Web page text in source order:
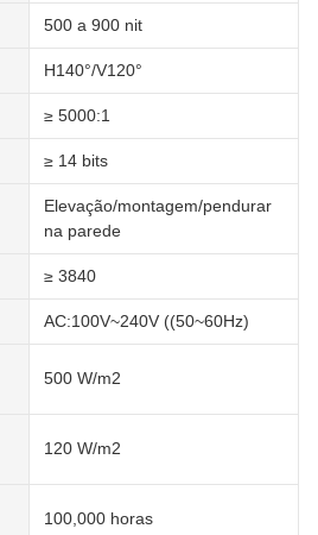
500 a 900 nit
H140°/V120°
≥ 5000:1
≥ 14 bits
Elevação/montagem/pendurar
na parede
≥ 3840
AC:100V~240V ((50~60Hz)
500 W/m2
120 W/m2
100,000 horas